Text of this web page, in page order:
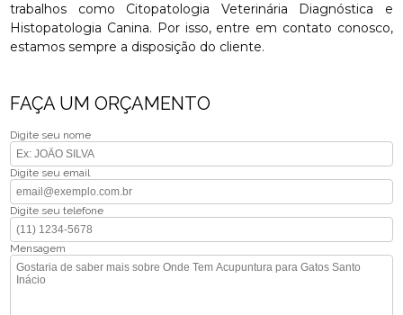
trabalhos como Citopatologia Veterinária Diagnóstica e
Histopatologia Canina. Por isso, entre em contato conosco,
estamos sempre a disposição do cliente.
FAÇA UM ORÇAMENTO
Digite seu nome
Digite seu email
Digite seu telefone
Mensagem